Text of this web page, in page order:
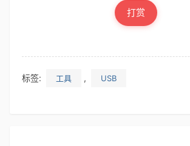
打赏
标签: 工具 , USB